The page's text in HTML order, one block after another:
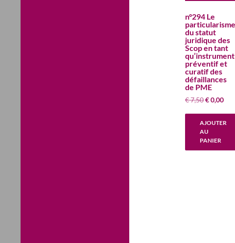
n°294 Le
particularisme
du statut
juridique des
Scop en tant
qu’instrument
préventif et
curatif des
défaillances
de PME
€7,50Le
était :
€ 7,50.
€0,00Le
AJOUTER
AU
PANIER